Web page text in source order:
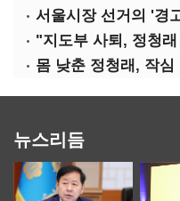
몸 낮춘 정청래, 작
뉴스리듬